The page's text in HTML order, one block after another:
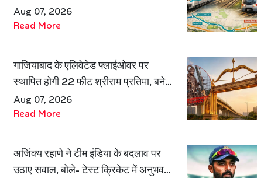
रूट
Aug 07, 2026
Read More
गाजियाबाद के एलिवेटेड फ्लाईओवर पर
स्थापित होगी 22 फीट श्रीराम प्रतिमा, बनेगी
शहर की नई पहचान
Aug 07, 2026
Read More
अजिंक्य रहाणे ने टीम इंडिया के बदलाव पर
उठाए सवाल, बोले- टेस्ट क्रिकेट में अनुभव